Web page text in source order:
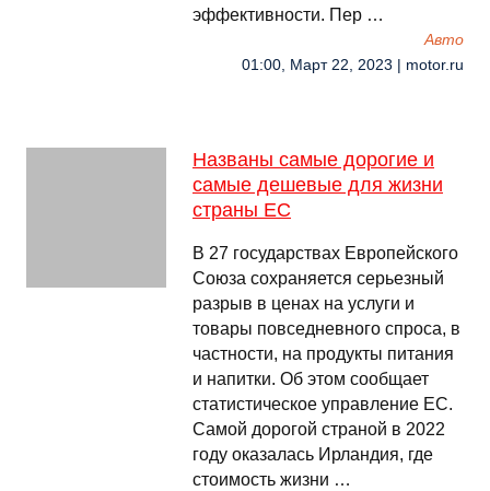
эффективности. Пер …
Авто
01:00, Март 22, 2023 | motor.ru
Названы самые дорогие и
самые дешевые для жизни
страны ЕС
В 27 государствах Европейского
Союза сохраняется серьезный
разрыв в ценах на услуги и
товары повседневного спроса, в
частности, на продукты питания
и напитки. Об этом сообщает
статистическое управление ЕС.
Самой дорогой страной в 2022
году оказалась Ирландия, где
стоимость жизни …